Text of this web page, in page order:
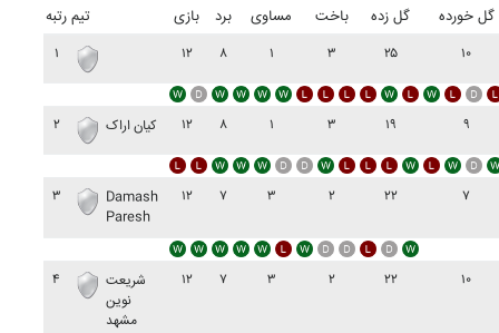
رتبه تیم بازی برد مساوی باخت گل زده گل خورده
۱ ۱۲ ۸ ۱ ۳ ۲۵ ۱۰
۲ کيان اراک ۱۲ ۸ ۱ ۳ ۱۹ ۹
۳
Damash
Paresh
۱۲ ۷ ۳ ۲ ۲۲ ۷
۴
شريعت
نوين
مشهد
۱۲ ۷ ۳ ۲ ۲۲ ۱۰